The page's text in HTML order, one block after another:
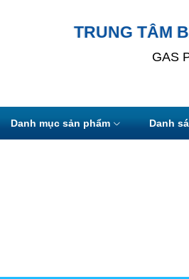
TRUNG TÂM
GAS
Danh mục sản phẩm Danh